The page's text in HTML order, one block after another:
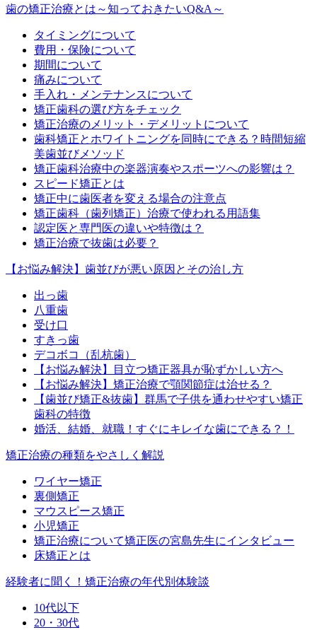
歯の矯正治療とは～知っておきたいQ&A～
タイミングについて
費用・保険について
期間について
痛みについて
手入れ・メンテナンスについて
矯正歯科の選び方をチェック
矯正治療のメリット・デメリットについて
歯科矯正とホワイトニングを同時にできる？時間短縮
美歯並びメソッド
矯正歯科治療中の楽器演奏やスポーツへの影響は？
スピード矯正とは
矯正中に歯医者を変える場合の注意点
矯正歯科（歯列矯正）治療で使われる用語集
認定医と専門医の違いや特徴は？
矯正治療で抜歯は必要？
【お悩み解決】歯並びが悪い原因とその治し方
出っ歯
八重歯
受け口
すきっ歯
デコボコ（乱杭歯）
【お悩み解決】目立つ矯正器具が恥ずかしい方へ
【お悩み解決】矯正治療で顎関節症は治せる？
【歯並び矯正&抜歯】群馬で子供を通わせやすい矯正
歯科の特徴
婚活、結婚、就職！すぐにキレイな歯にできる？！
矯正治療の種類をやさしく解説
ワイヤー矯正
裏側矯正
マウスピース矯正
小児矯正
矯正治療について矯正医の宮島先生にインタビュー
床矯正とは
経験者に聞く！矯正治療の年代別体験談
10代以下
20・30代